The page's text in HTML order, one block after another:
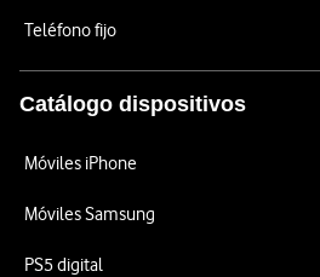
Teléfono fijo
Catálogo dispositivos
Móviles iPhone
Móviles Samsung
PS5 digital